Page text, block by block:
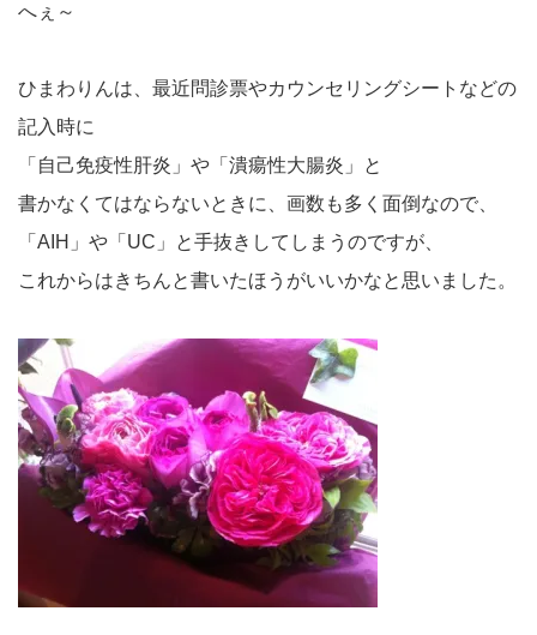
へぇ～
ひまわりんは、最近問診票やカウンセリングシートなどの
記入時に
「自己免疫性肝炎」や「潰瘍性大腸炎」と
書かなくてはならないときに、画数も多く面倒なので、
「AIH」や「UC」と手抜きしてしまうのですが、
これからはきちんと書いたほうがいいかなと思いました。